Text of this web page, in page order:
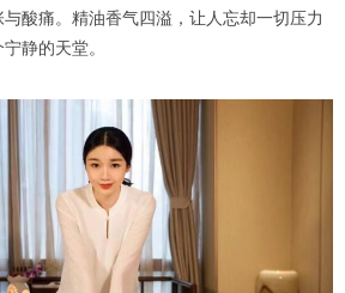
酸痛。精油香气四溢，让人忘却一切压力
静的天堂。